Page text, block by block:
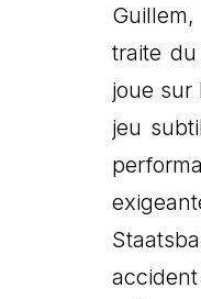
traite
joue sur
jeu